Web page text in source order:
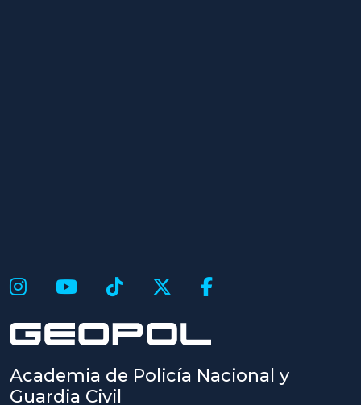
Academia de Policía Nacional y
Guardia Civil